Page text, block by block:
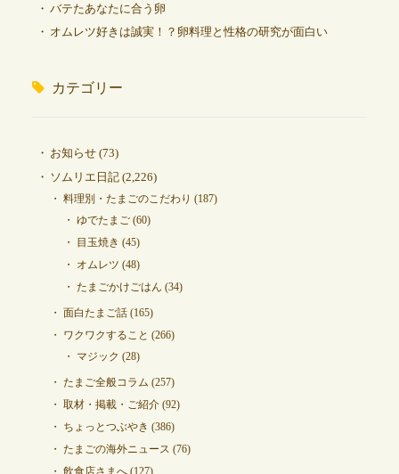
バテたあなたに合う卵
オムレツ好きは誠実！？卵料理と性格の研究が面白い
カテゴリー
お知らせ(73)
ソムリエ日記(2,226)
料理別・たまごのこだわり (187)
ゆでたまご(60)
目玉焼き (45)
オムレツ (48)
たまごかけごはん (34)
面白たまご話(165)
ワクワクすること (266)
マジック (28)
たまご全般コラム (257)
取材・掲載・ご紹介(92)
ちょっとつぶやき (386)
たまごの海外ニュース (76)
飲食店さまへ(127)